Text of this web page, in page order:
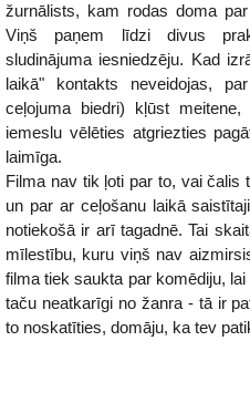
žurnālists, kam rodas doma
Viņš paņem līdzi divus
sludinājuma iesniedzēju. Kad
laikā" kontakts neveidojas,
ceļojuma biedri) kļūst
iemeslu vēlēties atgriezties
laimīga.
Filma nav tik ļoti par to, vai čalis
un par ar ceļošanu laikā
notiekošā ir arī tagadnē. Tai
mīlestību, kuru viņš nav
filma tiek saukta par komēdiju,
taču neatkarīgi no žanra - tā ir
to noskatīties, domāju, ka tev